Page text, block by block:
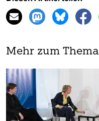
Mehr zum Thema